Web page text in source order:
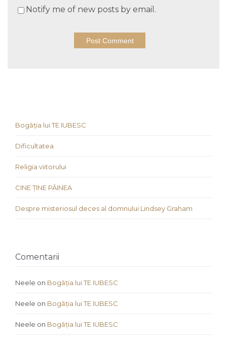
Notify me of new posts by email.
Bogăția lui TE IUBESC
Dificultatea
Religia viitorului
CINE ȚINE PÂINEA
Despre misteriosul deces al domnului Lindsey Graham
Comentarii
Neele on Bogăția lui TE IUBESC
Neele on Bogăția lui TE IUBESC
Neele on Bogăția lui TE IUBESC